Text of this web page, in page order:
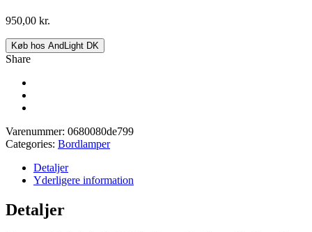
950,00 kr.
Køb hos AndLight DK
Share
Varenummer: 0680080de799
Categories: Bordlamper
Detaljer
Yderligere information
Detaljer